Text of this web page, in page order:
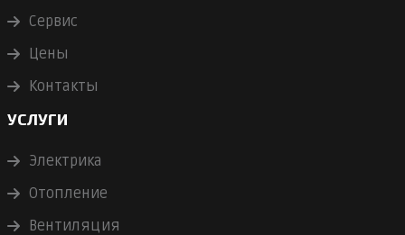
Сервис
Цены
Контакты
УСЛУГИ
Электрика
Отопление
Вентиляция